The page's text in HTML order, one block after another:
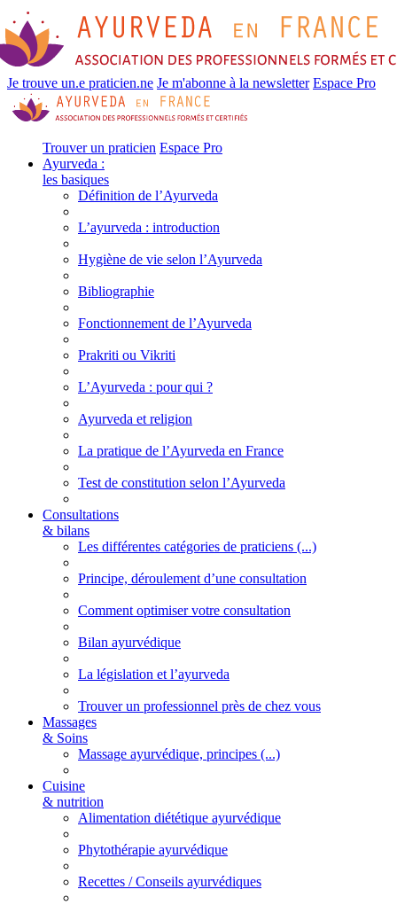
Je trouve un.e praticien.ne Je m'abonne à la newsletter Espace Pro
Trouver un praticien Espace Pro
Ayurveda :
les basiques
Définition de l’Ayurveda
L’ayurveda : introduction
Hygiène de vie selon l’Ayurveda
Bibliographie
Fonctionnement de l’Ayurveda
Prakriti ou Vikriti
L’Ayurveda : pour qui ?
Ayurveda et religion
La pratique de l’Ayurveda en France
Test de constitution selon l’Ayurveda
Consultations
& bilans
Les différentes catégories de praticiens (...)
Principe, déroulement d’une consultation
Comment optimiser votre consultation
Bilan ayurvédique
La législation et l’ayurveda
Trouver un professionnel près de chez vous
Massages
& Soins
Massage ayurvédique, principes (...)
Cuisine
& nutrition
Alimentation diététique ayurvédique
Phytothérapie ayurvédique
Recettes / Conseils ayurvédiques